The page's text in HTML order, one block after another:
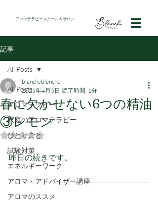
アロマテラピースクール＆サロン
記事
All Posts
アロマテラピー
家庭のアロマテラピー
ひとりごと
試験対策
エネルギーワーク
アロマ・アドバイザー講座
アロマのススメ
All Posts
春に欠かせない6つの精油
③レモン
blancheblanche
2025年4月5日 読了時間: 1分
5つ星のうちNaNと評価されています。
昨日の続きです。